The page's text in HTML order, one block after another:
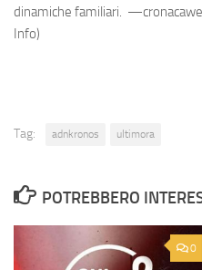
dinamiche familiari.
Info)
Tag: adnkronos ultimora
POTREBBERO
0